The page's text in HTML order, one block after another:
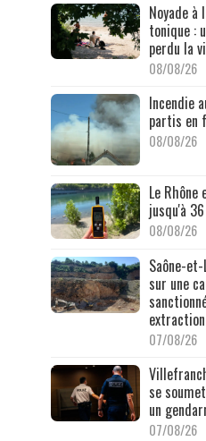
Noyade à
tonique :
perdu la
08/08/26
Incendie
partis en
08/08/26
Le Rhône
jusqu'à
08/08/26
Saône-
sur une
07/08/26
se
un
07/08/26